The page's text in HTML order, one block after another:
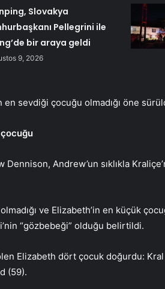
Slovakya
Pellegrini ile
bir araya geldi
9, 2026
en sevdiği çocuğu olmadığı öne
Andrew’un sıklıkla
ve Elizabeth’in en küçük
“gözbebeği” olduğu belirtildi.
Elizabeth dört çocuk doğurdu:
(59).